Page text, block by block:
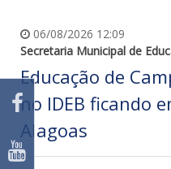
06/08/2026 12:09
Secretaria Municipal de
Educação de
no IDEB ficando
Alagoas